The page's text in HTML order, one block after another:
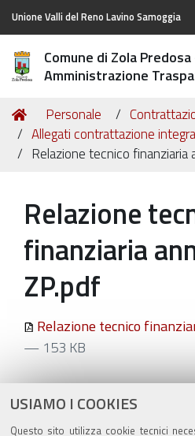
USIAMO I COOKIES
Questo sito utilizza cookie tecnici
Unione Valli del Reno Lavino Samoggia
Comune di Zola Predosa
Amministrazione
Tu
sei
qui:
Home
Personale
Allegati contrattazione
Relazione tecnico
Relazione
finanziaria
ZP.pdf
Relazione tecnico
— 153 KB
sul
ultima modifica 23/01/